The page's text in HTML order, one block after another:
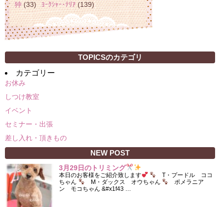
狆(33) ﾖｰｸｼｬｰ･ﾃﾘｱ(139)
TOPICSのカテゴリ
カテゴリー
お休み
しつけ教室
イベント
セミナー・出張
差し入れ・頂きもの
NEW POST
3月29日のトリミング
本日のお客様をご紹介致します
T・プードル ココ
ちゃん
M・ダックス オウちゃん
ポメラニア
ン モコちゃん &#x1f43 …